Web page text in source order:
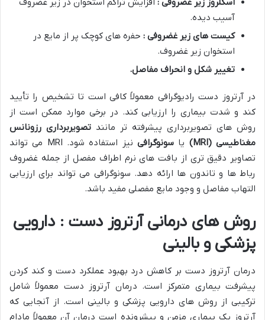
اسکلروز زیر غضروفی : افزایش تراکم استخوان در زیر غضروف
آسیب دیده.
کیست های زیر غضروفی : حفره های کوچک پر از مایع در
استخوان زیر غضروف.
تغییر شکل و انحراف مفاصل.
در آرتروز دست رادیوگرافی معمولاً کافی است تا تشخیص را تأیید
کند و شدت بیماری را ارزیابی کند. در برخی موارد ممکن است از
روش های تصویربرداری پیشرفته تر مانند تصویربرداری رزونانس
مغناطیسی(MRI) یا سونوگرافی
نیز استفاده شود. MRI می تواند
تصاویر دقیق تری از بافت های نرم اطراف مفصل از جمله غضروف
رباط ها و تاندون ها ارائه دهد. سونوگرافی می تواند برای ارزیابی
التهاب مفاصل و وجود مایع مفصلی مفید باشد.
روش های درمانی آرتروز دست : دارویی
پزشکی و بالینی
درمان آرتروز دست بر کاهش درد بهبود عملکرد دست و کند کردن
پیشرفت بیماری متمرکز است. درمان آرتروز دست معمولاً شامل
ترکیبی از روش های دارویی پزشکی و بالینی است. از آنجایی که
آرتروز یک بیماری مزمن و پیشرونده است درمان آن معمولاً مادام